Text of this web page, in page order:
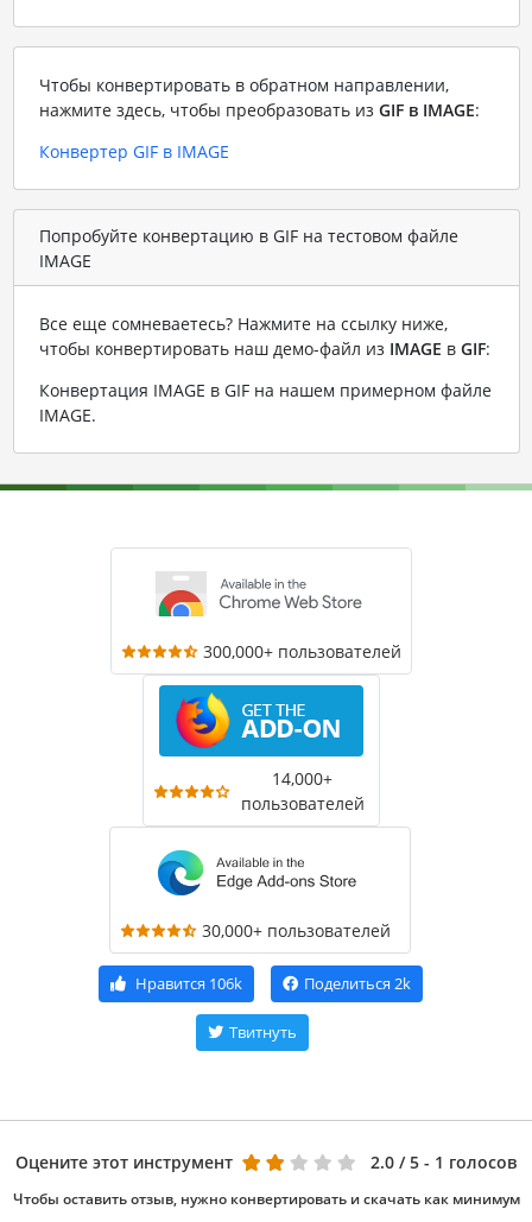
Чтобы конвертировать в обратном направлении,
нажмите здесь, чтобы преобразовать из GIF в IMAGE:
Конвертер GIF в IMAGE
Попробуйте конвертацию в GIF на тестовом файле
IMAGE
Все еще сомневаетесь? Нажмите на ссылку ниже,
чтобы конвертировать наш демо-файл из IMAGE в GIF:
Конвертация IMAGE в GIF на нашем примерном файле
IMAGE.
300,000+ пользователей
14,000+
пользователей
30,000+ пользователей
Нравится 106k Поделиться 2k
Твитнуть
Оцените этот инструмент 2.0 / 5 - 1 голосов
Чтобы оставить отзыв, нужно конвертировать и скачать как минимум